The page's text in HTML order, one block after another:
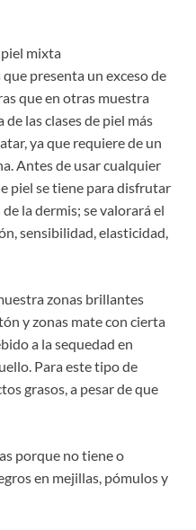
presenta un exceso de
que en otras muestra
las clases de piel más
ya que requiere de un
Antes de usar cualquier
piel se tiene para disfrutar
la dermis; se valorará el
sensibilidad, elasticidad,
zonas brillantes
y zonas mate con cierta
a la sequedad en
Para este tipo de
grasos, a pesar de que
porque no tiene o
en mejillas, pómulos y